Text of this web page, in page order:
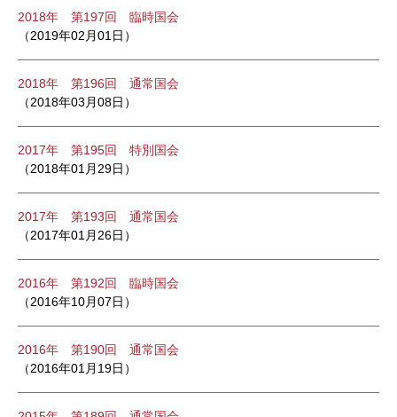
2018年 第197回 臨時国会
（2019年02月01日）
2018年 第196回 通常国会
（2018年03月08日）
2017年 第195回 特別国会
（2018年01月29日）
2017年 第193回 通常国会
（2017年01月26日）
2016年 第192回 臨時国会
（2016年10月07日）
2016年 第190回 通常国会
（2016年01月19日）